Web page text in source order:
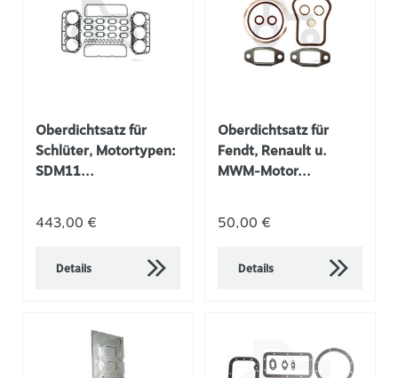
Oberdichtsatz für
Schlüter, Motortypen:
SDM11...
443,00 €
Details
Oberdichtsatz für
Fendt, Renault u.
MWM-Motor...
50,00 €
Details